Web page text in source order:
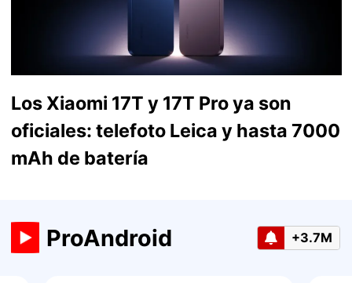
Los Xiaomi 17T y 17T Pro ya son
oficiales: telefoto Leica y hasta 7000
mAh de batería
ProAndroid +3.7M